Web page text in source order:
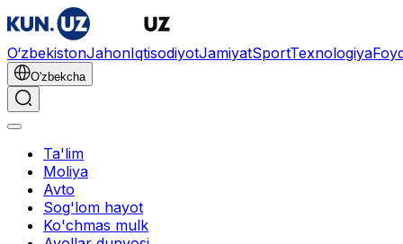
O‘zbekistonJahonIqtisodiyotJamiyatSportTexnologiya
O'zbekcha
Ta'lim
Moliya
Avto
Sog'lom hayot
Ko'chmas mulk